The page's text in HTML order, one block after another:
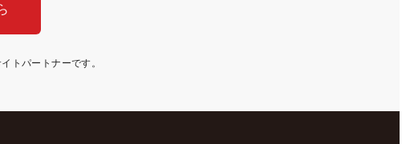
トパートナーです。